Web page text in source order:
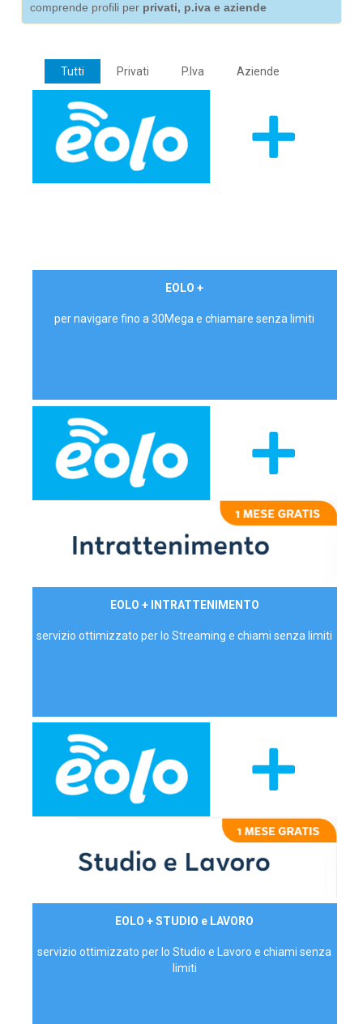
comprende profili per privati, p.iva e aziende
Tutti Privati P.Iva Aziende
EOLO +
per navigare fino a 30Mega e chiamare senza limiti
EOLO + INTRATTENIMENTO
servizio ottimizzato per lo Streaming e chiami senza limiti
EOLO + STUDIO e LAVORO
servizio ottimizzato per lo Studio e Lavoro e chiami senza
limiti